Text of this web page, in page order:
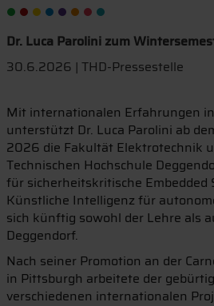
Dr. Luca Parolini zum
30.6.2026 | THD-Pressestelle
Mit internationalen Erfahrungen
unterstützt Dr. Luca Parolini ab
2026 die Fakultät Elektrotechnik
Technischen Hochschule
für sicherheitskritische Embedded
Künstliche Intelligenz für
sich künftig sowohl der Lehre als
Deggendorf.
Nach seiner Promotion an der
in Pittsburgh arbeitete der
verschiedenen internationalen